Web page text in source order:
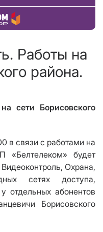
Работы на
района.
сети Борисовского
в связи с работами на
«Белтелеком» будет
Охрана,
сетях доступа,
отдельных абонентов
Борисовского